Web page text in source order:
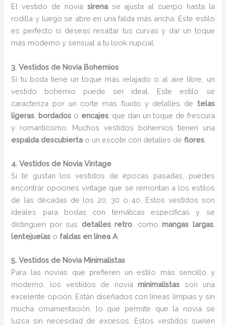
El vestido de novia sirenase ajusta al cuerpo hasta la
rodilla y luego se abre en una falda más ancha. Este estilo
es perfecto si deseas resaltar tus curvas y dar un toque
más moderno y sensual a tu look nupcial.
3. Vestidos de Novia Bohemios
Si tu boda tiene un toque más relajado o al aire libre, un
vestido bohemio puede ser ideal. Este estilo se
caracteriza por un corte más fluido y detalles de telas
ligeras bordados o encajes, que dan un toque de frescura
y romanticismo. Muchos vestidos bohemios tienen una
espalda descubiertao un escote con detalles deflores
4. Vestidos de Novia Vintage
Si te gustan los vestidos de épocas pasadas, puedes
encontrar opciones vintage que se remontan a los estilos
de las décadas de los 20, 30 o 40. Estos vestidos son
ideales para bodas con temáticas específicas y se
distinguen por sus detalles retro , comomangas largas,
lentejuelas o faldas en línea A
5. Vestidos de Novia Minimalistas
Para las novias que prefieren un estilo más sencillo y
moderno, los vestidos de noviaminimalistas son una
excelente opción. Están diseñados con líneas limpias y sin
mucha ornamentación, lo que permite que la novia se
luzca sin necesidad de excesos. Estos vestidos suelen